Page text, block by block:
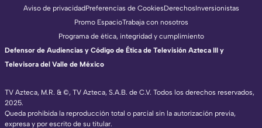
TV Azteca, M.R. & ©, TV Azteca, S.A.B. de C.V. Todos los derechos reservados,
2025.
Queda prohibida la reproducción total o parcial sin la autorización previa,
expresa y por escrito de su titular.
Aviso de privacidadPreferencias de CookiesDerechosInversionistas
Promo EspacioTrabaja con nosotros
Programa de ética, integridad y cumplimiento
Defensor de Audiencias y Código de Ética de Televisión Azteca III y
Televisora del Valle de México